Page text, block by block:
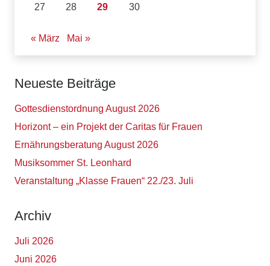
27
28 29 30
« März Mai »
Neueste Beiträge
Gottesdienstordnung August 2026
Horizont – ein Projekt der Caritas für Frauen
Ernährungsberatung August 2026
Musiksommer St. Leonhard
Veranstaltung „Klasse Frauen“ 22./23. Juli
Archiv
Juli 2026
Juni 2026